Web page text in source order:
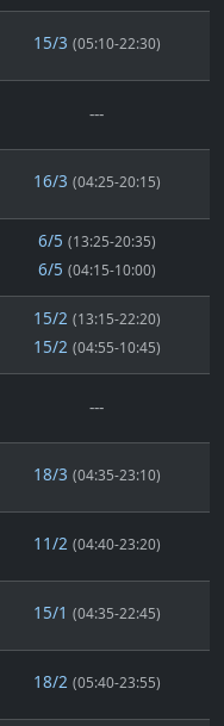
15/3 (05:10-22:30)
---
16/3 (04:25-20:15)
6/5 (13:25-20:35)
6/5 (04:15-10:00)
15/2 (13:15-22:20)
15/2 (04:55-10:45)
---
18/3 (04:35-23:10)
11/2 (04:40-23:20)
15/1 (04:35-22:45)
18/2 (05:40-23:55)